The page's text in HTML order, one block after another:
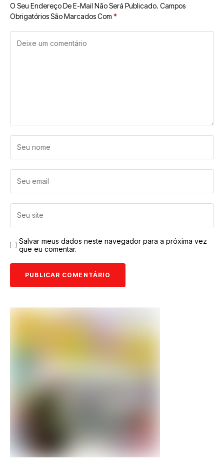
O Seu Endereço De E-Mail Não Será Publicado. Campos
Obrigatórios São Marcados Com *
Salvar meus dados neste navegador para a próxima vez
que eu comentar.